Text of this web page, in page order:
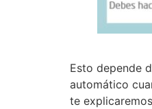
Esto depende
automático
te